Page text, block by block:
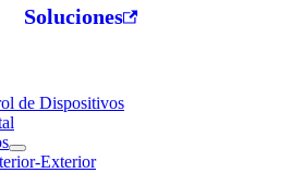
Soluciones
de Dispositivos
Exterior